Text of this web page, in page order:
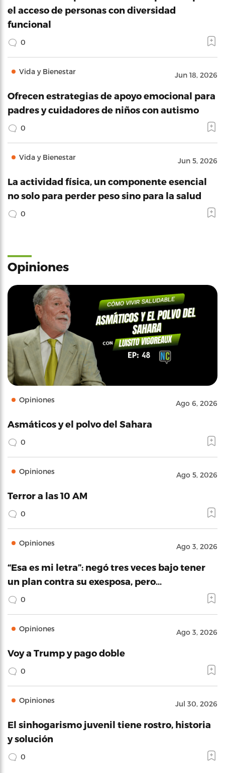
el acceso de personas con diversidad
funcional
0
Vida y Bienestar Jun 18, 2026
Ofrecen estrategias de apoyo emocional para
padres y cuidadores de niños con autismo
0
Vida y Bienestar Jun 5, 2026
La actividad física, un componente esencial
no solo para perder peso sino para la salud
0
Opiniones
Opiniones Ago 6, 2026
Asmáticos y el polvo del Sahara
0
Opiniones Ago 5, 2026
Terror a las 10 AM
0
Opiniones Ago 3, 2026
“Esa es mi letra”: negó tres veces bajo tener
un plan contra su exesposa, pero…
0
Opiniones Ago 3, 2026
Voy a Trump y pago doble
0
Opiniones Jul 30, 2026
El sinhogarismo juvenil tiene rostro, historia
y solución
0